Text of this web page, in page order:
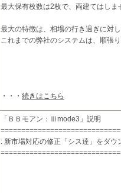
最大保有枚数は2枚で、両建てはしま
最大の特徴は、相場の行き過ぎに対
これまでの弊社のシステムは、順張
・・・ 続きはこちら
「ＢＢモアン：Ⅲmode3」説明
: 新市場対応の修正「シス達」をダウ